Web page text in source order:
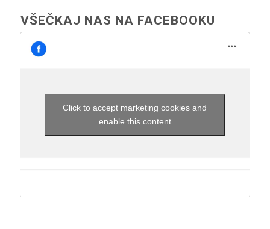
VŠEČKAJ NAS NA FACEBOOKU
Click to accept marketing cookies and
enable this content